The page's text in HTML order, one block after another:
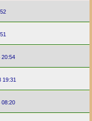
20:54
19:31
08:20